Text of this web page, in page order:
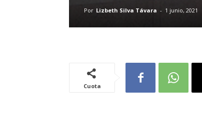
Por Lizbeth Silva Távara - 1 junio, 2021
Cuota